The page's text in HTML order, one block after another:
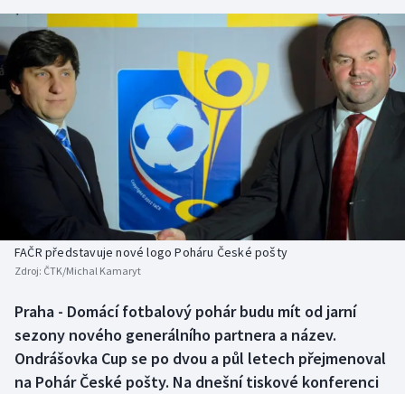
Cyklistika
DALŠÍ SPORTY
Americký fotbal
Baseball a softbal
Basketbal
Biatlon
Box
Curling
NEPŘEHLÉDNĚTE
Soutěže
Historické návraty
Aplikace ČT sport
FAČR představuje nové logo Poháru České pošty
Zdroj: ČTK/Michal Kamaryt
Praha - Domácí fotbalový pohár budu mít od jarní
sezony nového generálního partnera a název.
Ondrášovka Cup se po dvou a půl letech přejmenoval
na Pohár České pošty. Na dnešní tiskové konferenci